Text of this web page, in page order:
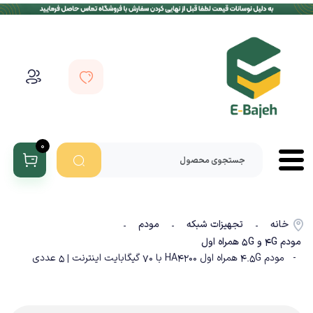
0
خانه - تجهیزات شبکه - مودم
-
مودم 4G و 5G همراه اول
- مودم 4.5G همراه اول HA4200 با 70 گیگابایت اینترنت | 5 عددی